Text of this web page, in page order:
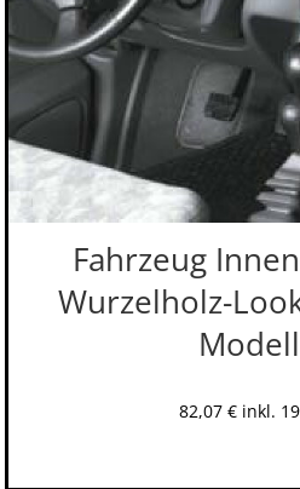
Fahrzeug
Wurzelholz-
82,07 € inkl.